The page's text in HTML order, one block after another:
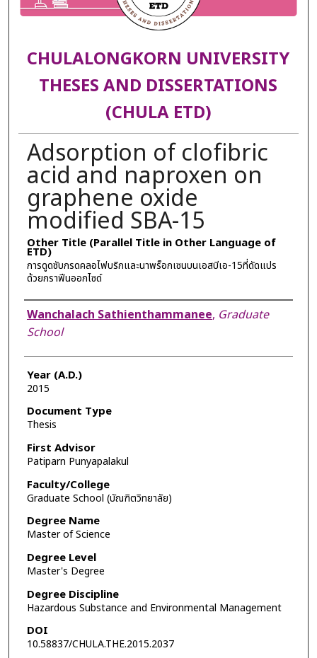
CHULALONGKORN UNIVERSITY
THESES AND DISSERTATIONS
(CHULA ETD)
Adsorption of clofibric
acid and naproxen on
graphene oxide
modified SBA-15
Other Title (Parallel Title in Other Language of
ETD)
การดูดซับกรดคลอไฟบริกและนาพร็อกเซนบนเอสบีเอ-15ที่ดัดแปร
ด้วยกราฟีนออกไซด์
Author
Wanchalach Sathienthammanee, Graduate
School
Year (A.D.)
2015
Document Type
Thesis
First Advisor
Patiparn Punyapalakul
Faculty/College
Graduate School (บัณฑิตวิทยาลัย)
Degree Name
Master of Science
Degree Level
Master's Degree
Degree Discipline
Hazardous Substance and Environmental Management
DOI
10.58837/CHULA.THE.2015.2037